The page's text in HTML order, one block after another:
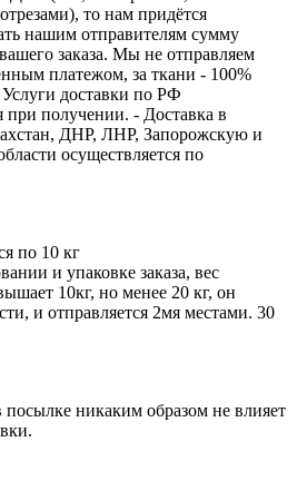
то нам придётся
нашим отправителям сумму
заказа. Мы не отправляем
платежом, за ткани - 100%
доставки по РФ
при получении. - Доставка в
ДНР, ЛНР, Запорожскую и
осуществляется по
по 10 кг
и упаковке заказа, вес
10кг, но менее 20 кг, он
и отправляется 2мя местами. 30
посылке никаким образом не влияет